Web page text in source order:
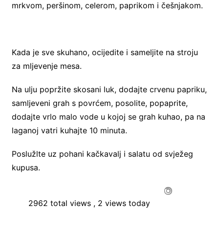
mrkvom, peršinom, celerom, paprikom i češnjakom.
Kada je sve skuhano, ocijedite i sameljite na stroju
za mljevenje mesa.
Na ulju popržite skosani luk, dodajte crvenu papriku,
samljeveni grah s povrćem, posolite, popaprite,
dodajte vrlo malo vode u kojoj se grah kuhao, pa na
laganoj vatri kuhajte 10 minuta.
Poslužlte uz pohani kačkavalj i salatu od svježeg
kupusa.
2962 total views , 2 views today